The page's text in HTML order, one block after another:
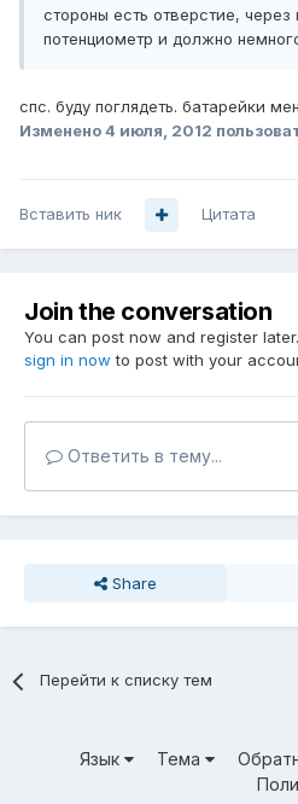
стороны есть отверстие,
потенциометр и должно
спс. буду поглядеть. батарейки
Изменено4 июля, 2012
Вставить ник Цитата
Join the conversation
You can post now and register
sign in now to post with your
Ответить в тему...
Share
Перейти к списку тем
Язык Тема